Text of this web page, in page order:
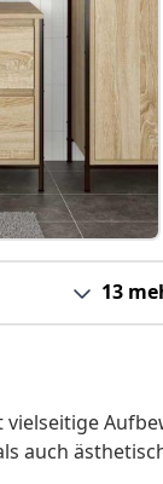
13
auch